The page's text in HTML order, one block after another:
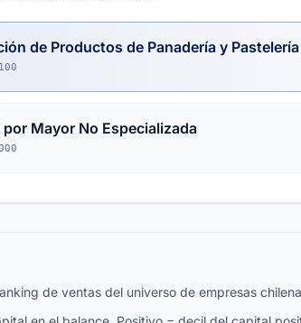
de Productos de Panadería y Pastelería
por Mayor No Especializada
de ventas del universo de empresas